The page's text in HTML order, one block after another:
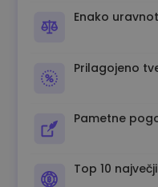
Enako
Prilagojeno
Pametne
Top 10